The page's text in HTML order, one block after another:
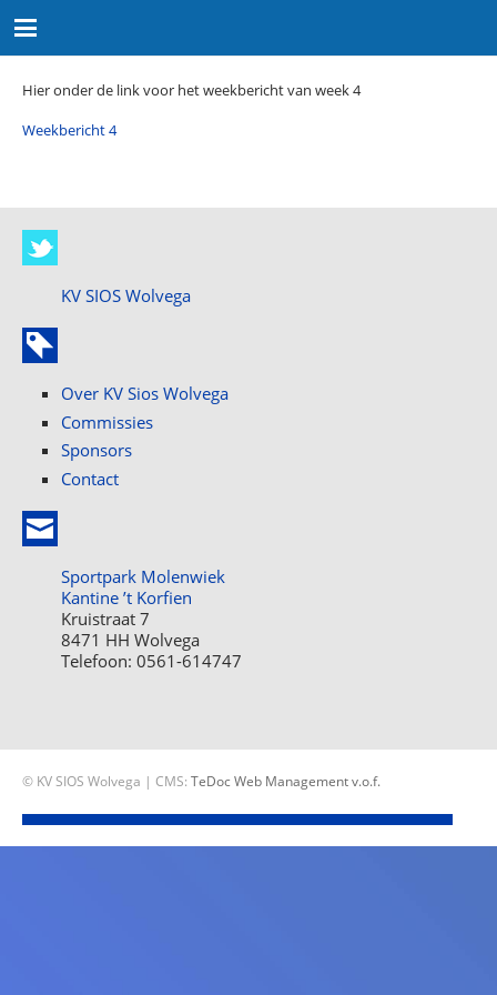
Hier onder de link voor het weekbericht van week 4
Weekbericht 4
KV SIOS Wolvega
Over KV Sios Wolvega
Commissies
Sponsors
Contact
Sportpark Molenwiek
Kantine ’t Korfien
Kruistraat 7
8471 HH Wolvega
Telefoon: 0561-614747
© KV SIOS Wolvega | CMS: TeDoc Web Management v.o.f.